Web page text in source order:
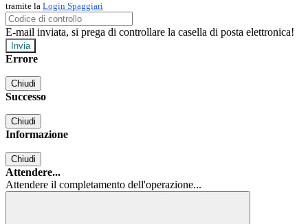
tramite la Login Spaggiari
E-mail inviata, si prega di controllare la casella di posta elettronica!
Errore
Chiudi
Successo
Chiudi
Informazione
Chiudi
Attendere...
Attendere il completamento dell'operazione...